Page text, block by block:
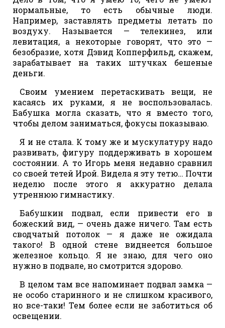
нормальные, то есть обычные люди.
Например, заставлять предметы летать по
воздуху. Называется — телекинез, или
левитация, а некоторые говорят, что это —
безобразие, хотя Дэвид Копперфильд, скажем,
зарабатывает на таких штучках бешеные
деньги.
Своим умением перетаскивать вещи, не
касаясь их руками, я не воспользовалась.
Бабушка могла сказать, что я вместо того,
чтобы делом заниматься, фокусы показываю.
Я и не стала. К тому же и мускулатуру надо
развивать, фигуру поддерживать в хорошем
состоянии. А то Игорь меня недавно сравнил
со своей тетей Ирой. Видела я эту тетю… Почти
неделю после этого я аккуратно делала
утреннюю гимнастику.
Бабушкин подвал, если привести его в
божеский вид, — очень даже ничего. Там есть
сводчатый потолок — я даже не ожидала
такого! В одной стене виднеется большое
железное кольцо. Я не знаю, для чего оно
нужно в подвале, но смотрится здорово.
В целом там все напоминает подвал замка —
не особо старинного и не слишком красивого,
но все-таки! Тем более если не заботиться об
освещении.